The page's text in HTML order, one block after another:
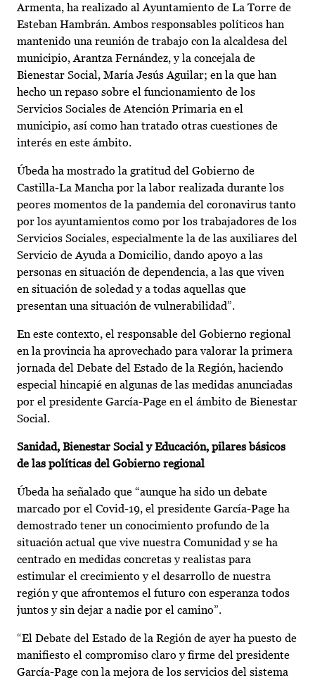
Armenta, ha realizado al Ayuntamiento de La Torre de
Esteban Hambrán. Ambos responsables políticos han
mantenido una reunión de trabajo con la alcaldesa del
municipio, Arantza Fernández, y la concejala de
Bienestar Social, María Jesús Aguilar; en la que han
hecho un repaso sobre el funcionamiento de los
Servicios Sociales de Atención Primaria en el
municipio, así como han tratado otras cuestiones de
interés en este ámbito.
Úbeda ha mostrado la gratitud del Gobierno de
Castilla-La Mancha por la labor realizada durante los
peores momentos de la pandemia del coronavirus tanto
por los ayuntamientos como por los trabajadores de los
Servicios Sociales, especialmente la de las auxiliares del
Servicio de Ayuda a Domicilio, dando apoyo a las
personas en situación de dependencia, a las que viven
en situación de soledad y a todas aquellas que
presentan una situación de vulnerabilidad”.
En este contexto, el responsable del Gobierno regional
en la provincia ha aprovechado para valorar la primera
jornada del Debate del Estado de la Región, haciendo
especial hincapié en algunas de las medidas anunciadas
por el presidente García-Page en el ámbito de Bienestar
Social.
Sanidad, Bienestar Social y Educación, pilares básicos
de las políticas del Gobierno regional
Úbeda ha señalado que “aunque ha sido un debate
marcado por el Covid-19, el presidente García-Page ha
demostrado tener un conocimiento profundo de la
situación actual que vive nuestra Comunidad y se ha
centrado en medidas concretas y realistas para
estimular el crecimiento y el desarrollo de nuestra
región y que afrontemos el futuro con esperanza todos
juntos y sin dejar a nadie por el camino”.
“El Debate del Estado de la Región de ayer ha puesto de
manifiesto el compromiso claro y firme del presidente
García-Page con la mejora de los servicios del sistema